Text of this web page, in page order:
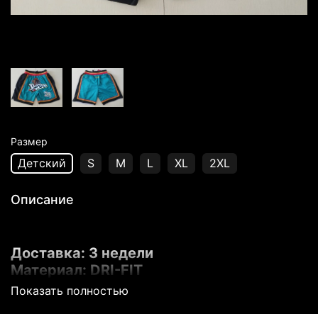
Размер
Детский S M L XL 2XL
Описание
Доставка: 3 недели
Материал: DRI-FIT
Нашивка надписей и логотипов
Показать полностью